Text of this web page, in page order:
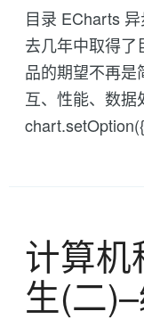
目录 ECharts
去几年中取得了
品的期望不再是
互、性能、数据
计算机
生(二